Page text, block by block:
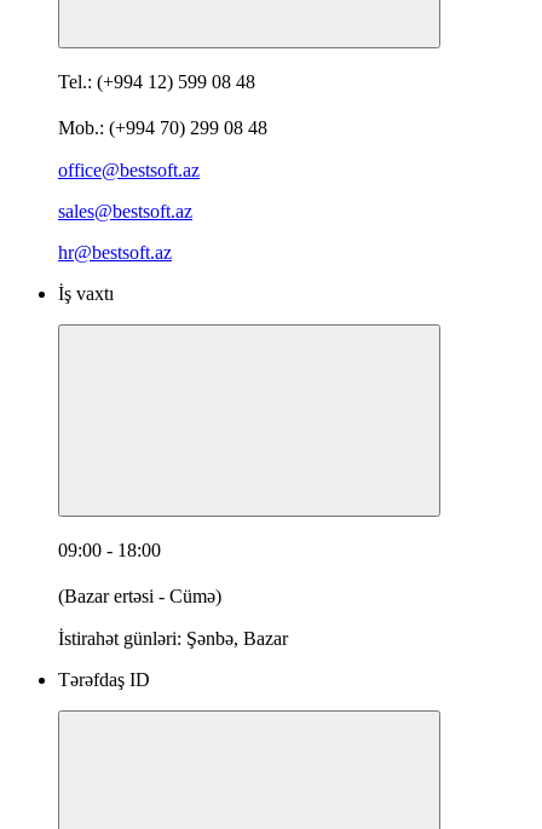
Tel.: (+994 12) 599 08 48
Mob.: (+994 70) 299 08 48
office@bestsoft.az
sales@bestsoft.az
hr@bestsoft.az
İş vaxtı
09:00 - 18:00
(Bazar ertəsi - Cümə)
İstirahət günləri: Şənbə, Bazar
Tərəfdaş ID